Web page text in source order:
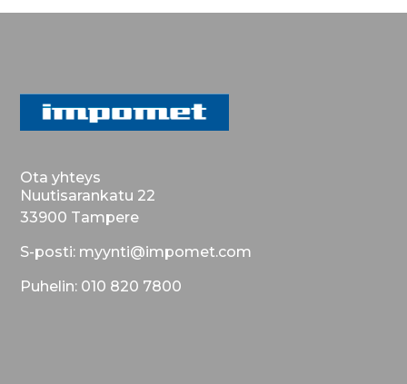
Ota yhteys
Nuutisarankatu 22
33900 Tampere
S-posti: myynti@impomet.com
Puhelin: 010 820 7800